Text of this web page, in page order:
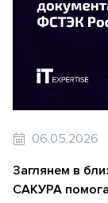
06.05.2026
Заглянем в
САКУРА